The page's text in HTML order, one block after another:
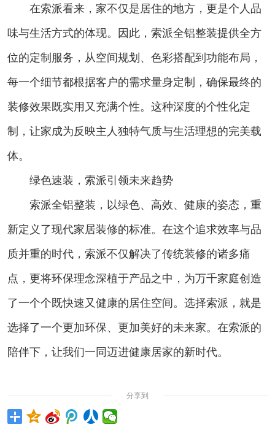
在索派看来，家不仅是居住的地方，更是个人品
味与生活方式的体现。因此，索派全铝整装提供全方
位的定制服务，从空间规划、色彩搭配到功能布局，
每一个细节都根据客户的需求量身定制，确保最终的
装修效果既实用又充满个性。这种深度的个性化定
制，让家成为反映主人独特气质与生活理想的完美载
体。
绿色速装，索派引领未来趋势
索派全铝整装，以绿色、高效、健康的姿态，重
新定义了现代家居装修的标准。在这个追求效率与品
质并重的时代，索派不仅解决了传统装修的诸多痛
点，更将环保理念深植于产品之中，为万千家庭创造
了一个个既快速又健康的居住空间。选择索派，就是
选择了一个更加环保、更加美好的未来家。在索派的
陪伴下，让我们一同迈进健康居家的新时代。
分享到